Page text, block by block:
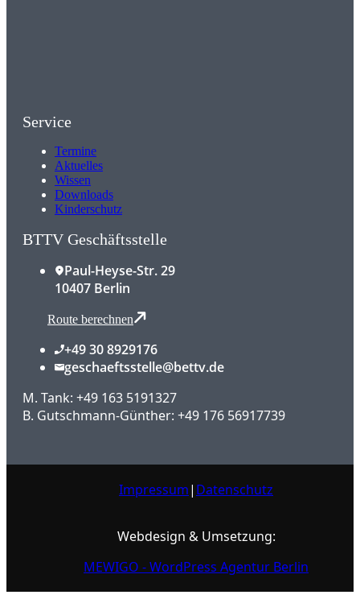
Service
Termine
Aktuelles
Wissen
Downloads
Kinderschutz
BTTV Geschäftsstelle
Paul-Heyse-Str. 29
10407 Berlin
Route berechnen
+49 30 8929176
geschaeftsstelle@bettv.de
M. Tank: +49 163 5191327
B. Gutschmann-Günther: +49 176 56917739
Impressum| Datenschutz
Webdesign & Umsetzung:
MEWIGO - WordPress Agentur Berlin